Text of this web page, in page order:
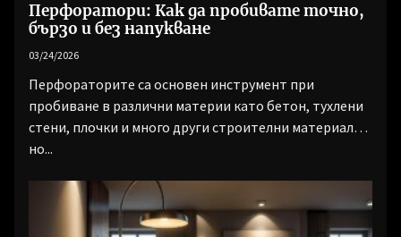
Перфоратори: Как да пробивате точно,
бързо и без напукване
03/24/2026
Перфораторите са основен инструмент при
пробиване в различни материи като бетон, тухлени
стени, плочки и много други строителни материали,
но...